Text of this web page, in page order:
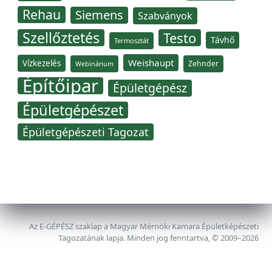
Rehau Siemens Szabványok
Szellőztetés Termosztát Testo Távhő
Vízkezelés Webinárium Weishaupt Zehnder
Építőipar Épületgépész
Épületgépészet
Épületgépészeti Tagozat
Az E-GÉPÉSZ szaklap a Magyar Mérnöki Kamara Épületképészeti
Tagozatának lapja. Minden jog fenntartva, © 2009–2026